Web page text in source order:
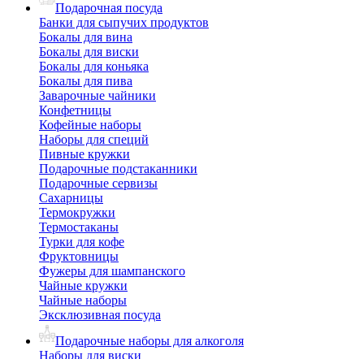
Подарочная посуда
Банки для сыпучих продуктов
Бокалы для вина
Бокалы для виски
Бокалы для коньяка
Бокалы для пива
Заварочные чайники
Конфетницы
Кофейные наборы
Наборы для специй
Пивные кружки
Подарочные подстаканники
Подарочные сервизы
Сахарницы
Термокружки
Термостаканы
Турки для кофе
Фруктовницы
Фужеры для шампанского
Чайные кружки
Чайные наборы
Эксклюзивная посуда
Подарочные наборы для алкоголя
Наборы для виски